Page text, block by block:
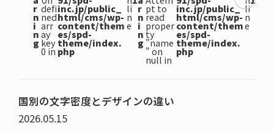
r
n
i
n
g
defi
ned
arr
ay
key
0 in
inc.jp/public_
html/cms/wp-
content/them
es/spd-
theme/index.
php
li
n
e
r
n
i
n
g
pt to
read
proper
ty
"name
" on
null in
inc.jp/public_
html/cms/wp-
content/them
es/spd-
theme/index.
php
li
n
e
国別の文字密度とデザインの違い
2026.05.15